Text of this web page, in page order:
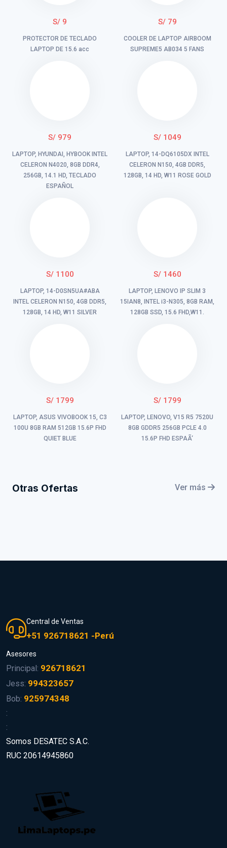
S/ 9
PROTECTOR DE TECLADO
LAPTOP DE 15.6 acc
S/ 79
COOLER DE LAPTOP AIRBOOM
SUPREME5 AB034 5 FANS
S/ 979
LAPTOP, HYUNDAI, HYBOOK INTEL
CELERON N4020, 8GB DDR4,
256GB, 14.1 HD, TECLADO
ESPAÑOL
S/ 1049
LAPTOP, 14-DQ6105DX INTEL
CELERON N150, 4GB DDR5,
128GB, 14 HD, W11 ROSE GOLD
S/ 1100
LAPTOP, 14-D0SN5UA#ABA
INTEL CELERON N150, 4GB DDR5,
128GB, 14 HD, W11 SILVER
S/ 1460
LAPTOP, LENOVO IP SLIM 3
15IAN8, INTEL i3-N305, 8GB RAM,
128GB SSD, 15.6 FHD,W11.
S/ 1799
LAPTOP, ASUS VIVOBOOK 15, C3
100U 8GB RAM 512GB 15.6P FHD
QUIET BLUE
S/ 1799
LAPTOP, LENOVO, V15 R5 7520U
8GB GDDR5 256GB PCLE 4.0
15.6P FHD ESPAÃ‘
Otras Ofertas Ver más
Central de Ventas
+51 926718621 -Perú
Asesores
Principal: 926718621
Jess: 994323657
Bob: 925974348
:
:
Somos DESATEC S.A.C.
RUC 20614945860